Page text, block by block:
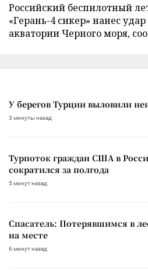
Российский беспилотный
«Герань-4 сикер» нанес удар
акватории Черного моря,
У берегов Турции выловили
3 минуты назад
Турпоток граждан США в
сократился за полгода
5 минут назад
Спасатель: Потерявшимся в
на месте
6 минут назад